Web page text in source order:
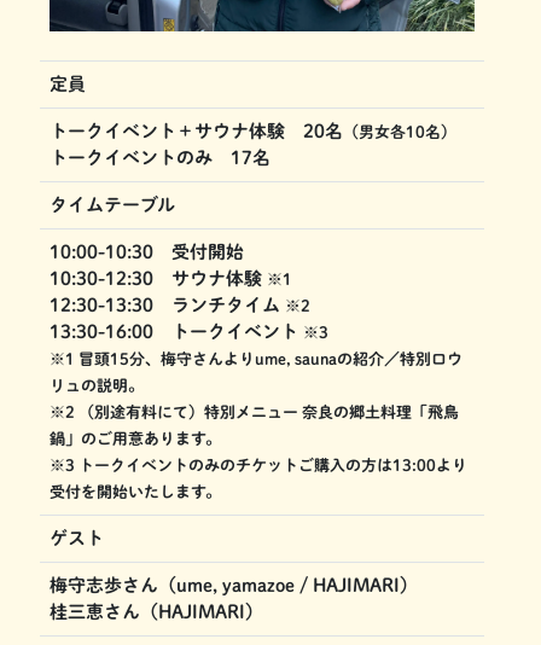
定員
トークイベント＋サウナ体験 20名 （男女各10名）
トークイベントのみ 17名
タイムテーブル
10:00-10:30 受付開始
10:30-12:30 サウナ体験 ※1
12:30-13:30 ランチタイム ※2
13:30-16:00 トークイベント
※3
※1 冒頭15分、梅守さんよりume, saunaの紹介／特別ロウ
リュの説明。
※2 （別途有料にて）特別メニュー 奈良の郷土料理「飛鳥
鍋」のご用意あります。
※3 トークイベントのみのチケットご購入の方は13:00より
受付を開始いたします。
ゲスト
梅守志歩さん（ume, yamazoe / HAJIMARI）
桂三恵さん（HAJIMARI）